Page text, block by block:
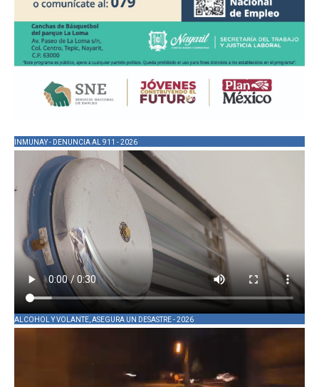
INMUNAY - DENUNCIA AL 911 - 2026
ALCOHOL Y VOLANTE, ASEGURA UN DESASTRE - 2026